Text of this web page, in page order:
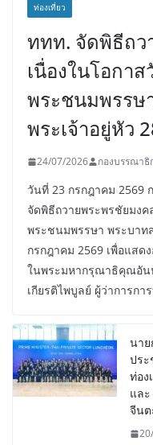
ท่องเที่ยว
ททท. จัดพิธีถว
เนื่องในโอกา
พระชนมพรรษ
พระเจ้าอยู่หัว
24/07/2026 กองบรรณาธิ
วันที่ 23 กรกฎาคม 2569
จัดพิธีถวายพระพรชัยมงค
พระชนมพรรษา พระบาท
กรกฎาคม 2569 เพื่อแสด
ในพระมหากรุณาธิคุณอัน
เกียรติไพบูลย์ ผู้ว่าการกา
นา
ปร
ท่อง
แล
จีนต